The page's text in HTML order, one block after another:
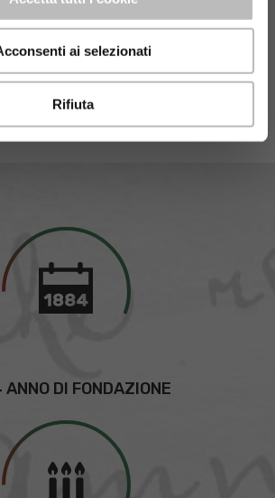
ai selezionati
Rifiuta
DI FONDAZIONE